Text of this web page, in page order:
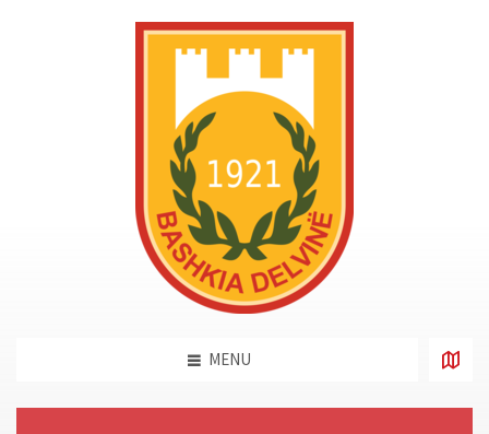
MENU